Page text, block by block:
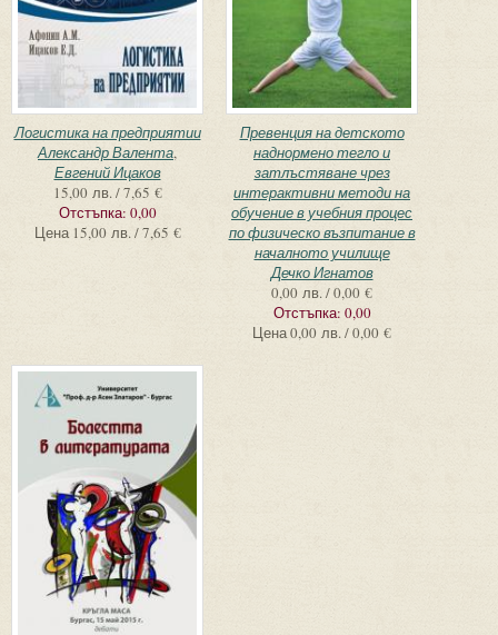
Логистика на предприятии
Александр Валента,
Евгений Ицаков
15,00 лв. / 7,65 €
Отстъпка: 0,00
Цена 15,00 лв. / 7,65 €
Превенция на детското
наднормено тегло и
затлъстяване чрез
интерактивни методи на
обучение в учебния процес
по физическо възпитание в
началното училище
Дечко Игнатов
0,00 лв. / 0,00 €
Отстъпка: 0,00
Цена0,00 лв. / 0,00 €